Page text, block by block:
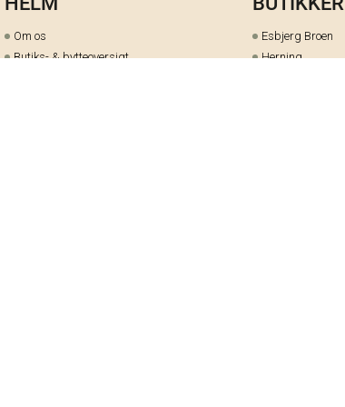
Om os
Butiks- & bytteoversigt
Esbjerg Broen
Herning